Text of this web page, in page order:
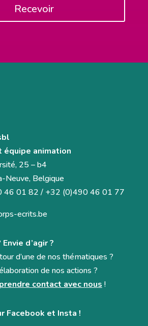
Recevoir
équipe animation
25 – b4
Neuve, Belgique
46 01 82 / +32 (0)490 46 01 77
ecrits.be
d’agir ?
d’une de nos thématiques ?
de nos actions ?
prendre contact avec nous !
Facebook et Insta !